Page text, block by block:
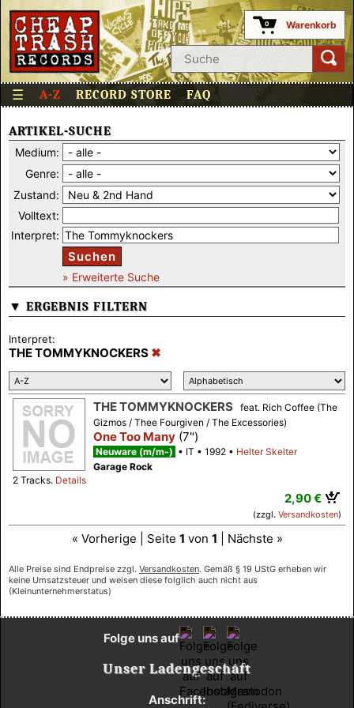
0 Warenkorb
☰ A-Z RECORD STORE FAQ
ARTIKEL-SUCHE
Medium:
Genre:
Zustand:
Volltext:
Interpret:
Suchen
» Erweiterte Suche
▼ ERGEBNIS FILTERN
Interpret:
THE TOMMYKNOCKERS
THE TOMMYKNOCKERS feat. Rich Coffee (The
Gizmos / Thee Fourgiven / The Excessories)
One Too Many (7")
Neuware (m/m-) IT 1992
Helter Skelter
Garage Rock
2 Tracks. Details
2,90 €
(zzgl. Versandkosten)
« Vorherige | Seite 1 von 1 | Nächste »
Alle Preise sind Endpreise zzgl. Versandkosten. Gemäß § 19 UStG erheben wir
keine Umsatzsteuer und weisen diese folglich auch nicht aus
(Kleinunternehmerstatus)
Unser Ladengeschäft
Anschrift:
Folge uns auf